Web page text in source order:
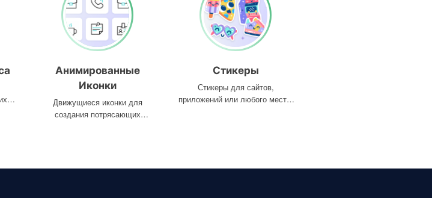
Анимированные
Иконки
Движущиеся иконки для
создания потрясающих
Стикеры
Стикеры для сайтов,
приложений или любого места,